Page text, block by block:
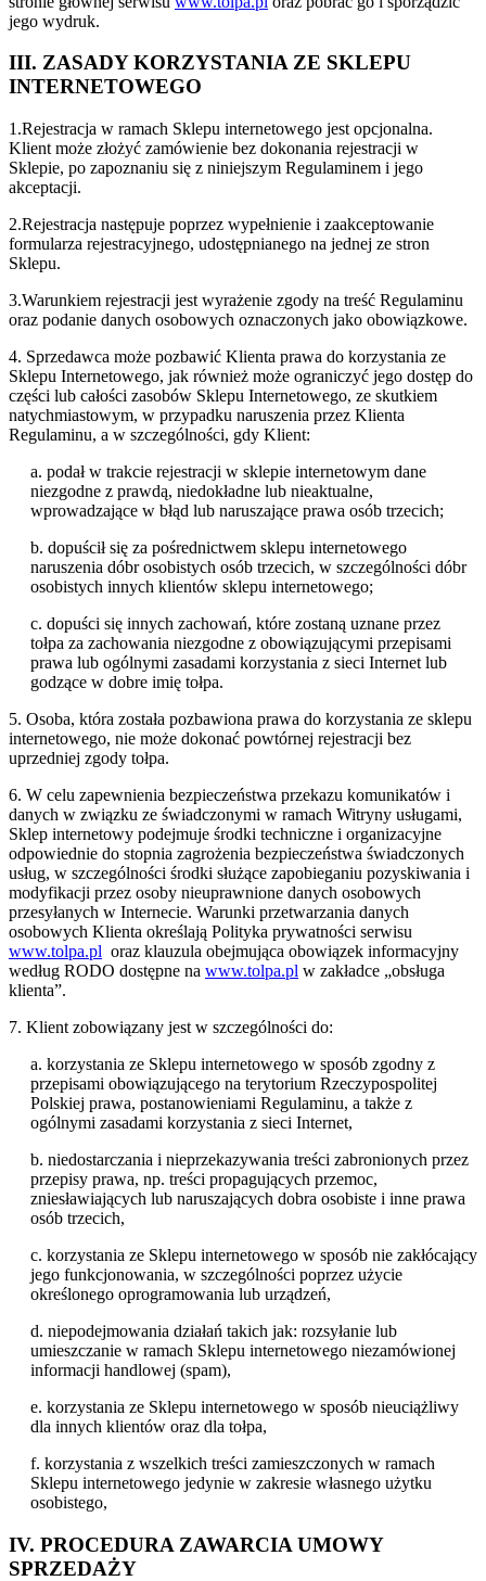
jego wydruk.
III. ZASADY KORZYSTANIA ZE SKLEPU
INTERNETOWEGO
1.Rejestracja w ramach Sklepu internetowego jest opcjonalna.
Klient może złożyć zamówienie bez dokonania rejestracji w
Sklepie, po zapoznaniu się z niniejszym Regulaminem i jego
akceptacji.
2.Rejestracja następuje poprzez wypełnienie i zaakceptowanie
formularza rejestracyjnego, udostępnianego na jednej ze stron
Sklepu.
3.Warunkiem rejestracji jest wyrażenie zgody na treść Regulaminu
oraz podanie danych osobowych oznaczonych jako obowiązkowe.
4. Sprzedawca może pozbawić Klienta prawa do korzystania ze
Sklepu Internetowego, jak również może ograniczyć jego dostęp do
części lub całości zasobów Sklepu Internetowego, ze skutkiem
natychmiastowym, w przypadku naruszenia przez Klienta
Regulaminu, a w szczególności, gdy Klient:
a. podał w trakcie rejestracji w sklepie internetowym dane
niezgodne z prawdą, niedokładne lub nieaktualne,
wprowadzające w błąd lub naruszające prawa osób trzecich;
b. dopuścił się za pośrednictwem sklepu internetowego
naruszenia dóbr osobistych osób trzecich, w szczególności dóbr
osobistych innych klientów sklepu internetowego;
c. dopuści się innych zachowań, które zostaną uznane przez
tołpa za zachowania niezgodne z obowiązującymi przepisami
prawa lub ogólnymi zasadami korzystania z sieci Internet lub
godzące w dobre imię tołpa.
5. Osoba, która została pozbawiona prawa do korzystania ze sklepu
internetowego, nie może dokonać powtórnej rejestracji bez
uprzedniej zgody tołpa.
6. W celu zapewnienia bezpieczeństwa przekazu komunikatów i
danych w związku ze świadczonymi w ramach Witryny usługami,
Sklep internetowy podejmuje środki techniczne i organizacyjne
odpowiednie do stopnia zagrożenia bezpieczeństwa świadczonych
usług, w szczególności środki służące zapobieganiu pozyskiwania i
modyfikacji przez osoby nieuprawnione danych osobowych
przesyłanych w Internecie. Warunki przetwarzania danych
osobowych Klienta określają Polityka prywatności serwisu
www.tolpa.pl oraz klauzula obejmująca obowiązek informacyjny
według RODO dostępne na www.tolpa.pl w zakładce „obsługa
klienta”.
7. Klient zobowiązany jest w szczególności do:
a. korzystania ze Sklepu internetowego w sposób zgodny z
przepisami obowiązującego na terytorium Rzeczypospolitej
Polskiej prawa, postanowieniami Regulaminu, a także z
ogólnymi zasadami korzystania z sieci Internet,
b. niedostarczania i nieprzekazywania treści zabronionych przez
przepisy prawa, np. treści propagujących przemoc,
zniesławiających lub naruszających dobra osobiste i inne prawa
osób trzecich,
c. korzystania ze Sklepu internetowego w sposób nie zakłócający
jego funkcjonowania, w szczególności poprzez użycie
określonego oprogramowania lub urządzeń,
d. niepodejmowania działań takich jak: rozsyłanie lub
umieszczanie w ramach Sklepu internetowego niezamówionej
informacji handlowej (spam),
e. korzystania ze Sklepu internetowego w sposób nieuciążliwy
dla innych klientów oraz dla tołpa,
f. korzystania z wszelkich treści zamieszczonych w ramach
Sklepu internetowego jedynie w zakresie własnego użytku
osobistego,
IV. PROCEDURA ZAWARCIA UMOWY
SPRZEDAŻY